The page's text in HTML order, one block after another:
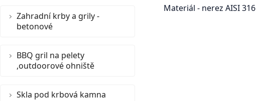
Zahradní krby a grily -
betonové
BBQ gril na pelety
,outdoorové ohniště
Skla pod krbová kamna
Materiál - nerez AISI 316